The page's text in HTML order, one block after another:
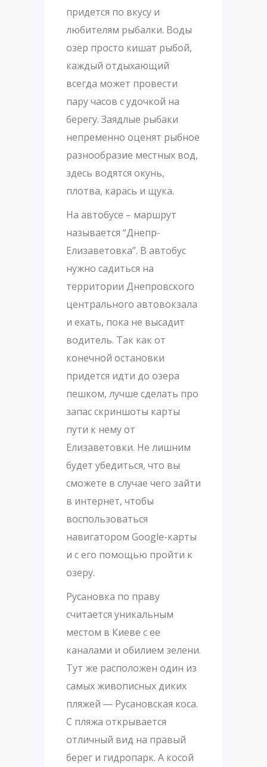
придется по вкусу и
любителям рыбалки. Воды
озер просто кишат рыбой,
каждый отдыхающий
всегда может провести
пару часов с удочкой на
берегу. Заядлые рыбаки
непременно оценят рыбное
разнообразие местных вод,
здесь водятся окунь,
плотва, карась и щука.
На автобусе – маршрут
называется “Днепр-
Елизаветовка”. В автобус
нужно садиться на
территории Днепровского
центрального автовокзала
и ехать, пока не высадит
водитель. Так как от
конечной остановки
придется идти до озера
пешком, лучше сделать про
запас скриншоты карты
пути к нему от
Елизаветовки. Не лишним
будет убедиться, что вы
сможете в случае чего зайти
в интернет, чтобы
воспользоваться
навигатором Google-карты
и с его помощью пройти к
озеру.
Русановка по праву
считается уникальным
местом в Киеве с ее
каналами и обилием зелени.
Тут же расположен один из
самых живописных диких
пляжей ― Русановская коса.
С пляжа открывается
отличный вид на правый
берег и гидропарк. А косой